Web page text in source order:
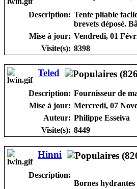
Description: Tente pliable
brevets déposé.
Mise à jour: Vendredi, 01
Visite(s): 8398
Teled
Description: Fournisseur de
Mise à jour: Mercredi, 07
Auteur: Philippe Esseiva
Visite(s): 8449
Hinni
Description:
Bornes